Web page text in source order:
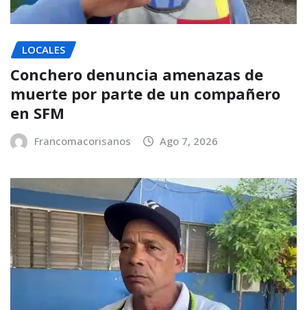
LOCALES
Conchero denuncia amenazas de
muerte por parte de un compañero
en SFM
Francomacorisanos Ago 7, 2026